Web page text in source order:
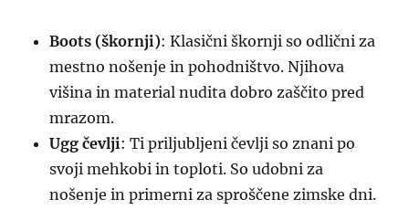
Boots (škornji): Klasični škornji so odlični za
mestno nošenje in pohodništvo. Njihova
višina in material nudita dobro zaščito pred
mrazom.
Ugg čevlji: Ti priljubljeni čevlji so znani po
svoji mehkobi in toploti. So udobni za
nošenje in primerni za sproščene zimske dni.